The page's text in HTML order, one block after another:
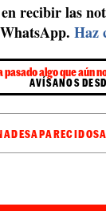
recibir las
Haz
pasado algo que aún
AVÍSANOS
DESAPARECIDOS